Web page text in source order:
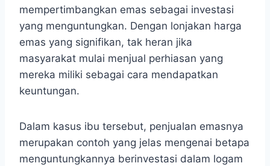
mempertimbangkan emas sebagai investasi
yang menguntungkan. Dengan lonjakan harga
emas yang signifikan, tak heran jika
masyarakat mulai menjual perhiasan yang
mereka miliki sebagai cara mendapatkan
keuntungan.
Dalam kasus ibu tersebut, penjualan emasnya
merupakan contoh yang jelas mengenai betapa
menguntungkannya berinvestasi dalam logam